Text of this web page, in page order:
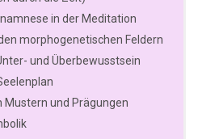
in der Meditation
morphogenetischen Feldern
und Überbewusstsein
und Prägungen